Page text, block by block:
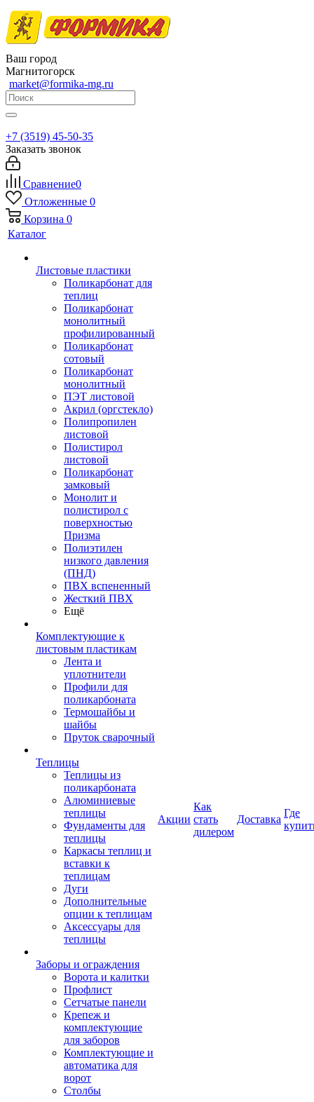
Ваш город
Магнитогорск
market@formika-mg.ru
+7 (3519) 45-50-35
Заказать звонок
Сравнение0
Отложенные 0
Корзина 0
Каталог
Листовые пластики
Поликарбонат для
теплиц
Поликарбонат
монолитный
профилированный
Поликарбонат
сотовый
Поликарбонат
монолитный
ПЭТ листовой
Акрил (оргстекло)
Полипропилен
листовой
Полистирол
листовой
Поликарбонат
замковый
Монолит и
полистирол с
поверхностью
Призма
Полиэтилен
низкого давления
(ПНД)
ПВХ вспененный
Жесткий ПВХ
Ещё
Комплектующие к
листовым пластикам
Лента и
уплотнители
Профили для
поликарбоната
Термошайбы и
шайбы
Пруток сварочный
Теплицы
Теплицы из
поликарбоната
Алюминиевые
теплицы
Фундаменты для
теплицы
Каркасы теплиц и
вставки к
теплицам
Дуги
Дополнительные
опции к теплицам
Аксессуары для
теплицы
Заборы и ограждения
Ворота и калитки
Профлист
Сетчатые панели
Крепеж и
комплектующие
для заборов
Комплектующие и
автоматика для
ворот
Столбы
Акции
Как
стать
дилером
Доставка
Где